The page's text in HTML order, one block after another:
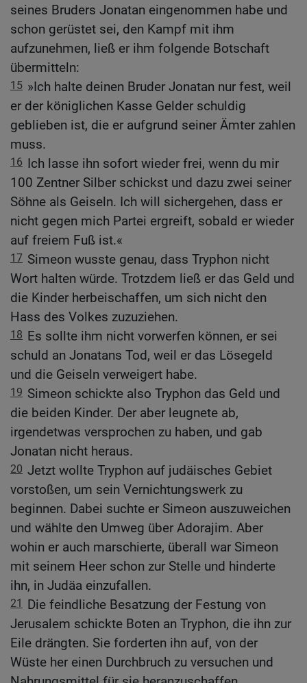
seines Bruders Jonatan eingenommen habe und
schon gerüstet sei, den Kampf mit ihm
aufzunehmen, ließ er ihm folgende Botschaft
übermitteln:
15 »Ich halte deinen Bruder Jonatan nur fest, weil
er der königlichen Kasse Gelder schuldig
geblieben ist, die er aufgrund seiner Ämter zahlen
muss.
16 Ich lasse ihn sofort wieder frei, wenn du mir
100 Zentner Silber schickst und dazu zwei seiner
Söhne als Geiseln. Ich will sichergehen, dass er
nicht gegen mich Partei ergreift, sobald er wieder
auf freiem Fuß ist.«
17 Simeon wusste genau, dass Tryphon nicht
Wort halten würde. Trotzdem ließ er das Geld und
die Kinder herbeischaffen, um sich nicht den
Hass des Volkes zuzuziehen.
18 Es sollte ihm nicht vorwerfen können, er sei
schuld an Jonatans Tod, weil er das Lösegeld
und die Geiseln verweigert habe.
19 Simeon schickte also Tryphon das Geld und
die beiden Kinder. Der aber leugnete ab,
irgendetwas versprochen zu haben, und gab
Jonatan nicht heraus.
20 Jetzt wollte Tryphon auf judäisches Gebiet
vorstoßen, um sein Vernichtungswerk zu
beginnen. Dabei suchte er Simeon auszuweichen
und wählte den Umweg über Adorajim. Aber
wohin er auch marschierte, überall war Simeon
mit seinem Heer schon zur Stelle und hinderte
ihn, in Judäa einzufallen.
21
Die feindliche Besatzung der Festung von
Jerusalem schickte Boten an Tryphon, die ihn zur
Eile drängten. Sie forderten ihn auf, von der
Wüste her einen Durchbruch zu versuchen und